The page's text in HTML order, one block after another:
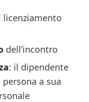
licenziamento
dell’incontro
: il dipendente
a sua